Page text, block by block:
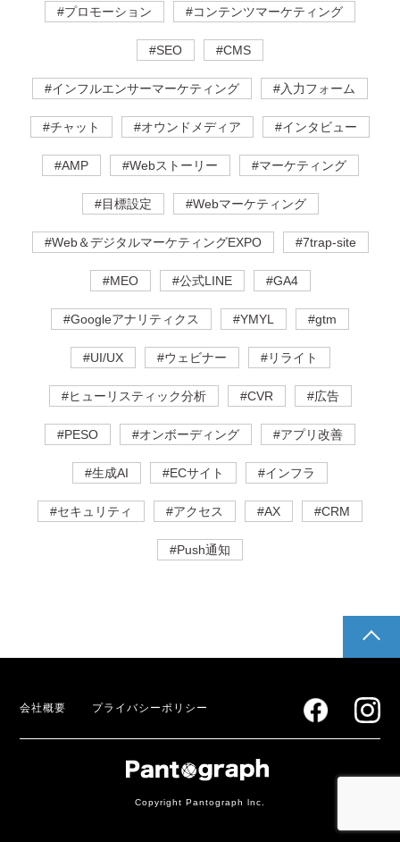
#プロモーション #コンテンツマーケティング
#SEO #CMS
#インフルエンサーマーケティング #入力フォーム
#チャット #オウンドメディア #インタビュー
#AMP #Webストーリー #マーケティング
#目標設定 #Webマーケティング
#Web＆デジタルマーケティングEXPO #7trap-site
#MEO #公式LINE #GA4
#Googleアナリティクス #YMYL #gtm
#UI/UX #ウェビナー #リライト
#ヒューリスティック分析 #CVR #広告
#PESO #オンボーディング #アプリ改善
#生成AI #ECサイト #インフラ
#セキュリティ #アクセス #AX #CRM
#Push通知
会社概要 プライバシーポリシー
Copyright Pantograph lnc.